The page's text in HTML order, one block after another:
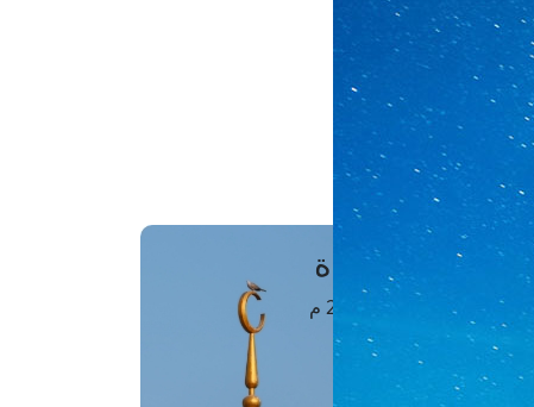
موعد
الفتوى الهاتفية
الصَّـــلاة
القاهرة · 07 أغسطس 2026 م
الفجر